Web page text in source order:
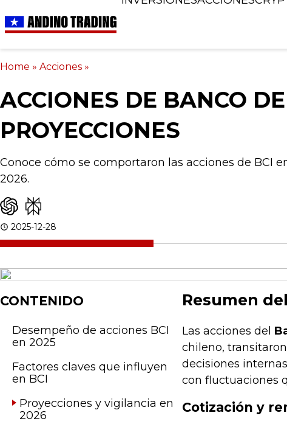
Home » Acciones »
ACCIONES DE BANCO
PROYECCIONES
Conoce cómo se comportaron las acciones de BCI
2026.
2025-12-28
CONTENIDO
Desempeño de acciones BCI
en 2025
Factores claves que influyen
en BCI
Proyecciones y vigilancia en
2026
Resumen
Las acciones del
chileno,
decisiones
con fluctuaciones
Cotización y